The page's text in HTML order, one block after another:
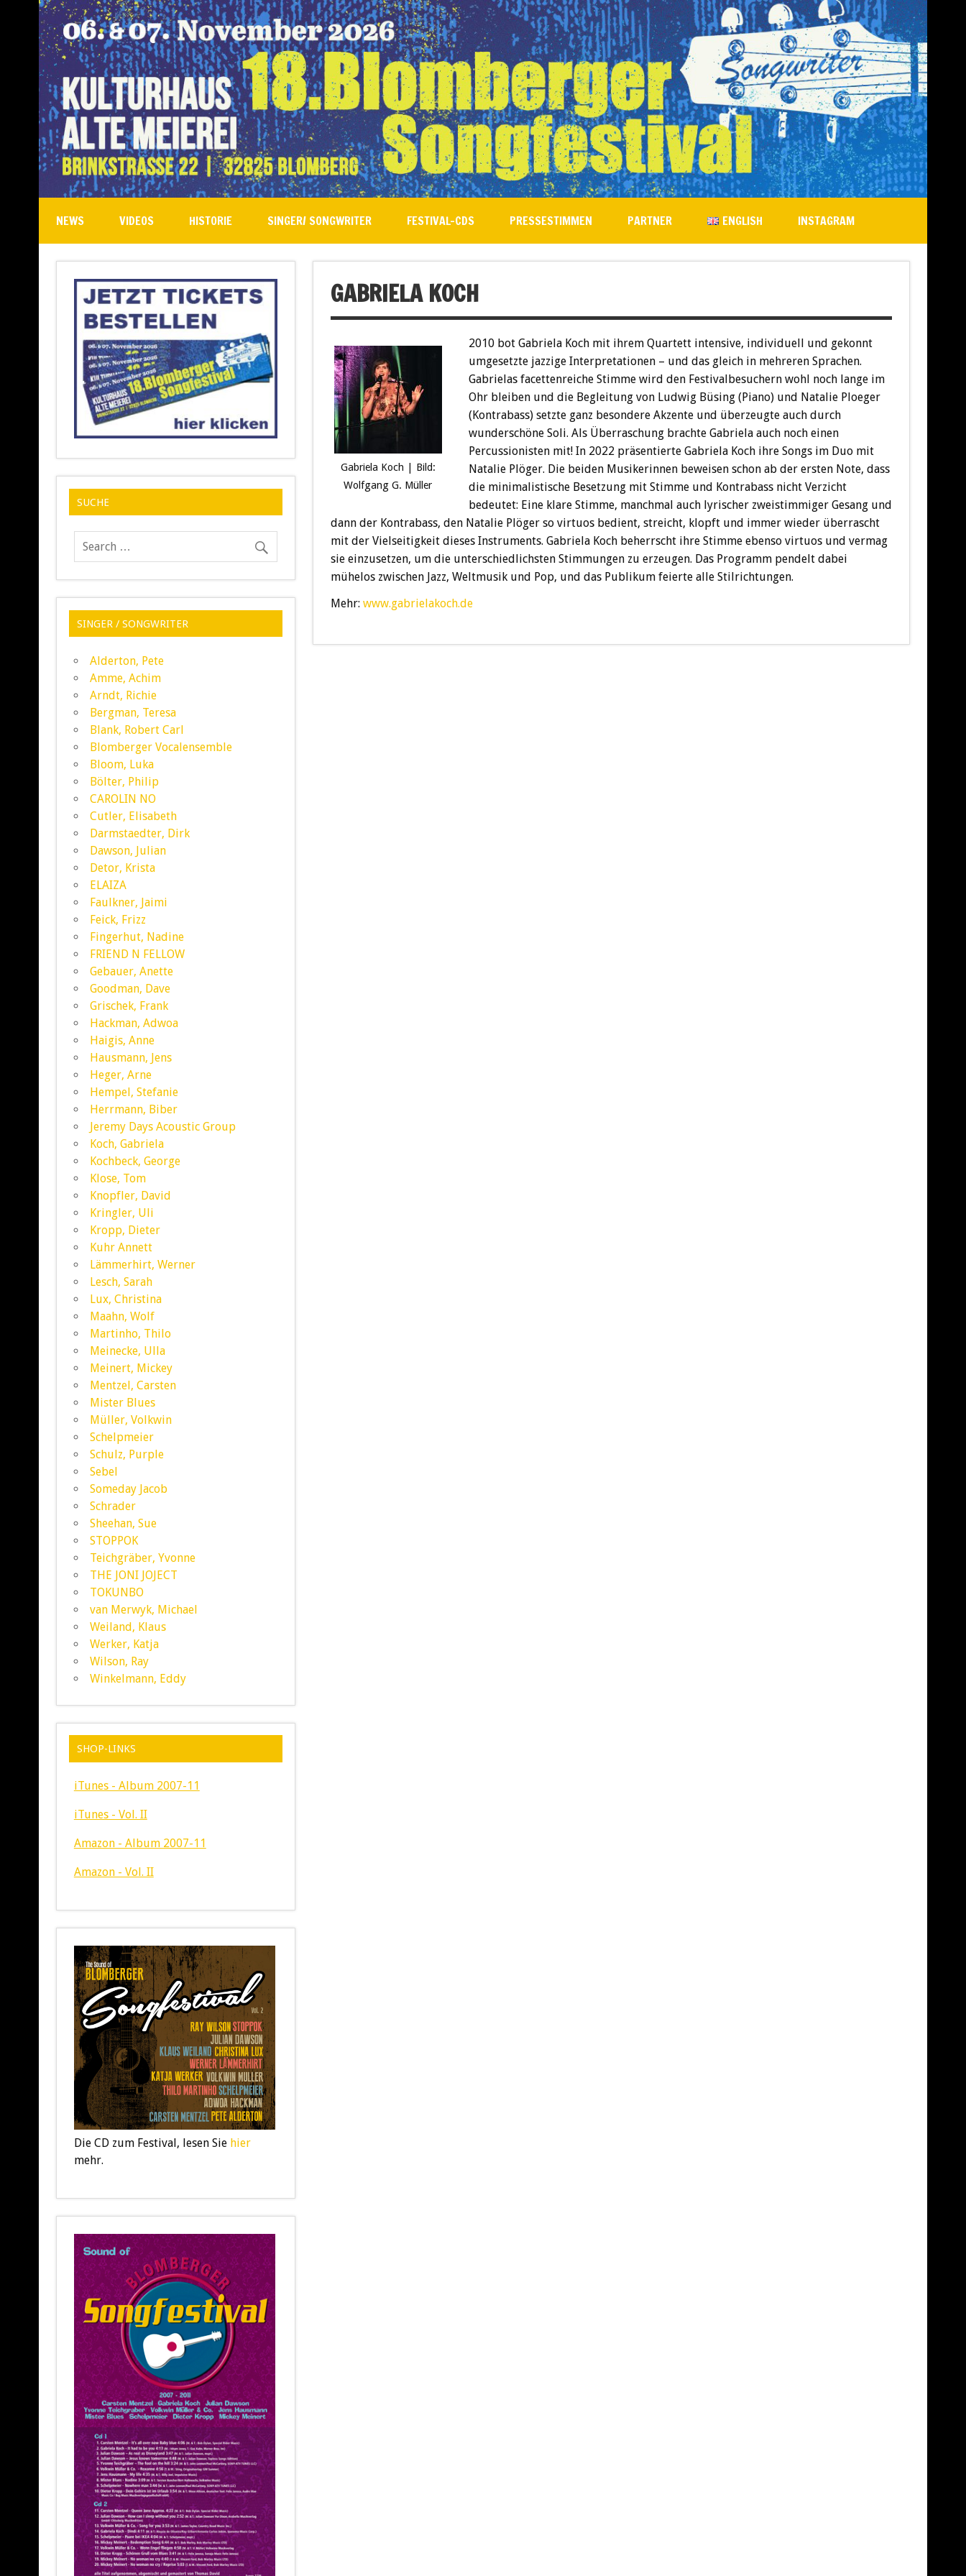
NEWS VIDEOS HISTORIE SINGER/ SONGWRITER FESTIVAL-CDS PRESSESTIMMEN PARTNER ENGLISH INSTAGRAM
GABRIELA KOCH
Gabriela Koch | Bild:
Wolfgang G. Müller
2010 bot Gabriela Koch mit ihrem Quartett intensive, individuell und gekonnt
umgesetzte jazzige Interpretationen – und das gleich in mehreren Sprachen.
Gabrielas facettenreiche Stimme wird den Festivalbesuchern wohl noch lange im
Ohr bleiben und die Begleitung von Ludwig Büsing (Piano) und Natalie Ploeger
(Kontrabass) setzte ganz besondere Akzente und überzeugte auch durch
wunderschöne Soli. Als Überraschung brachte Gabriela auch noch einen
Percussionisten mit! In 2022 präsentierte Gabriela Koch ihre Songs im Duo mit
Natalie Plöger. Die beiden Musikerinnen beweisen schon ab der ersten Note, dass
die minimalistische Besetzung mit Stimme und Kontrabass nicht Verzicht
bedeutet: Eine klare Stimme, manchmal auch lyrischer zweistimmiger Gesang und
dann der Kontrabass, den Natalie Plöger so virtuos bedient, streicht, klopft und immer wieder überrascht
mit der Vielseitigkeit dieses Instruments. Gabriela Koch beherrscht ihre Stimme ebenso virtuos und vermag
sie einzusetzen, um die unterschiedlichsten Stimmungen zu erzeugen. Das Programm pendelt dabei
mühelos zwischen Jazz, Weltmusik und Pop, und das Publikum feierte alle Stilrichtungen.
Mehr: www.gabrielakoch.de
SUCHE
SINGER / SONGWRITER
Alderton, Pete
Amme, Achim
Arndt, Richie
Bergman, Teresa
Blank, Robert Carl
Blomberger Vocalensemble
Bloom, Luka
Bölter, Philip
CAROLIN NO
Cutler, Elisabeth
Darmstaedter, Dirk
Dawson, Julian
Detor, Krista
ELAIZA
Faulkner, Jaimi
Feick, Frizz
Fingerhut, Nadine
FRIEND N FELLOW
Gebauer, Anette
Goodman, Dave
Grischek, Frank
Hackman, Adwoa
Haigis, Anne
Hausmann, Jens
Heger, Arne
Hempel, Stefanie
Herrmann, Biber
Jeremy Days Acoustic Group
Koch, Gabriela
Kochbeck, George
Klose, Tom
Knopfler, David
Kringler, Uli
Kropp, Dieter
Kuhr Annett
Lämmerhirt, Werner
Lesch, Sarah
Lux, Christina
Maahn, Wolf
Martinho, Thilo
Meinecke, Ulla
Meinert, Mickey
Mentzel, Carsten
Mister Blues
Müller, Volkwin
Schelpmeier
Schulz, Purple
Sebel
Someday Jacob
Schrader
Sheehan, Sue
STOPPOK
Teichgräber, Yvonne
THE JONI JOJECT
TOKUNBO
van Merwyk, Michael
Weiland, Klaus
Werker, Katja
Wilson, Ray
Winkelmann, Eddy
SHOP-LINKS
iTunes - Album 2007-11
iTunes - Vol. II
Amazon - Album 2007-11
Amazon - Vol. II
Die CD zum Festival, lesen Sie hier
mehr.